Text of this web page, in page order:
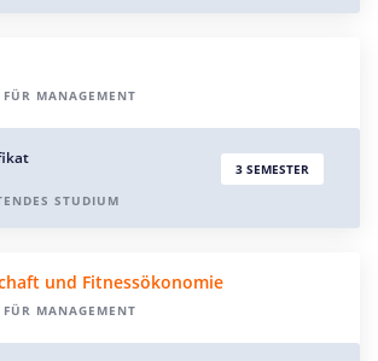
MANAGEMENT
STUDIUM
3 SEMESTER
und Fitnessökonomie
MANAGEMENT